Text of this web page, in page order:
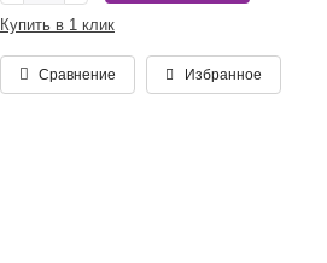
Купить в 1 клик
Сравнение Избранное